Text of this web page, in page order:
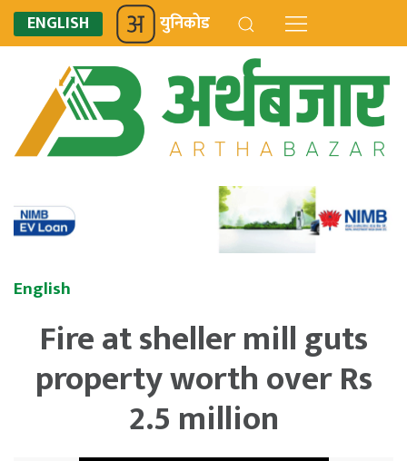
ENGLISH युनिकोड
English
Fire at sheller mill guts
property worth over Rs
2.5 million